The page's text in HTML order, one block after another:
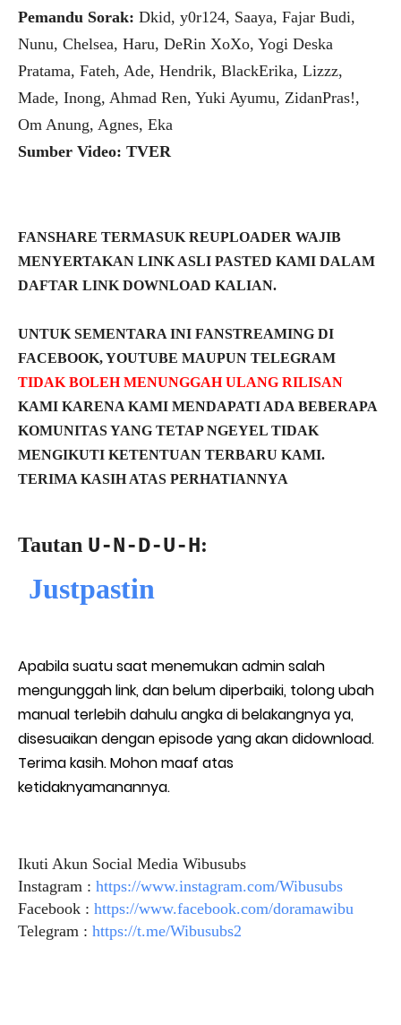
Pemandu Sorak: Dkid, y0r124, Saaya, Fajar Budi,
Nunu, Chelsea, Haru, DeRin XoXo, Yogi Deska
Pratama, Fateh, Ade, Hendrik, BlackErika, Lizzz,
Made, Inong, Ahmad Ren, Yuki Ayumu, ZidanPras!,
Om Anung, Agnes, Eka
Sumber Video: TVER
FANSHARE TERMASUK REUPLOADER WAJIB
MENYERTAKAN LINK ASLI PASTED KAMI DALAM
DAFTAR LINK DOWNLOAD KALIAN.
UNTUK SEMENTARA INI FANSTREAMING DI
FACEBOOK, YOUTUBE MAUPUN TELEGRAM
TIDAK BOLEH MENUNGGAH ULANG RILISAN
KAMI KARENA KAMI MENDAPATI ADA BEBERAPA
KOMUNITAS YANG TETAP NGEYEL TIDAK
MENGIKUTI KETENTUAN TERBARU KAMI.
TERIMA KASIH ATAS PERHATIANNYA
Tautan U-N-D-U-H:
Justpastin
Apabila suatu saat menemukan admin salah
mengunggah link, dan belum diperbaiki, tolong ubah
manual terlebih dahulu angka di belakangnya ya,
disesuaikan dengan episode yang akan didownload.
Terima kasih. Mohon maaf atas
ketidaknyamanannya.
Ikuti Akun Social Media Wibusubs
Instagram : https://www.instagram.com/Wibusubs
Facebook : https://www.facebook.com/doramawibu
Telegram : https://t.me/Wibusubs2